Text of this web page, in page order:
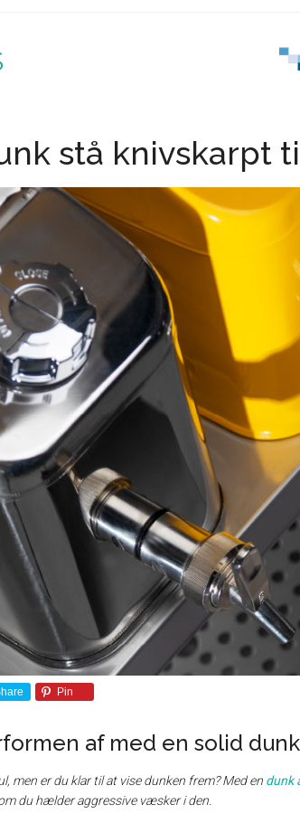
stå knivskarpt
Pin
af med en solid
men er du klar til at vise dunken frem? Med en dunk
du hælder aggressive væsker i den.